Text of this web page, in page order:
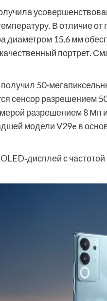
В отличие
диаметром 15,6 мм
портрет.
50-
сенсор разрешением
разрешением 8 Мп
модели V29e в
с